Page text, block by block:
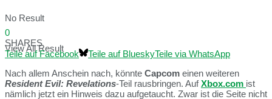
No Result
View All Result
0
SHARES
Teile auf Facebook
Teile auf BlueskyTeile via WhatsApp
Nach allem Anschein nach, könnte Capcom einen weiteren
Resident Evil: Revelations-Teil rausbringen. AufXbox.com ist
nämlich jetzt ein Hinweis dazu aufgetaucht. Zwar ist die Seite nicht